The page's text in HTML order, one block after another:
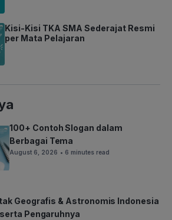
Kisi-Kisi TKA SMA Sederajat Resmi
per Mata Pelajaran
100+ Contoh Slogan dalam
Berbagai Tema
August 6, 2026 • 6 minutes read
Geografis & Astronomis Indonesia
Pengaruhnya